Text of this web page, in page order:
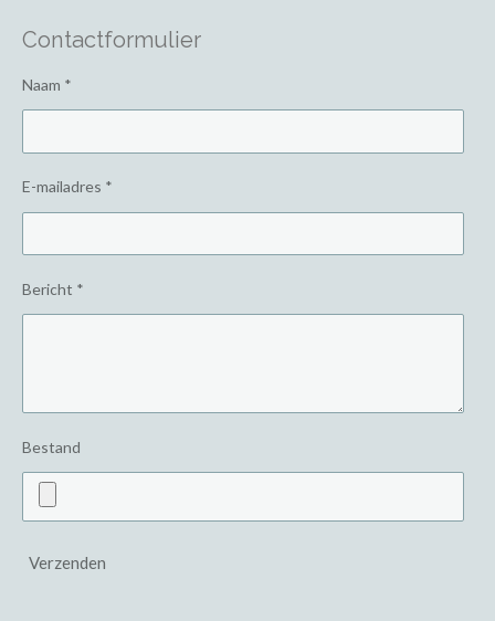
Contactformulier
Naam *
E-mailadres *
Bericht *
Bestand
Verzenden